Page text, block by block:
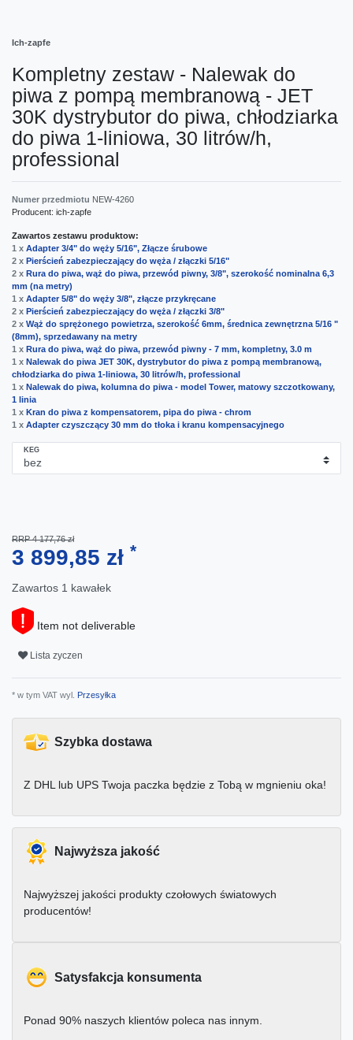
Ich-zapfe
Kompletny zestaw - Nalewak do
piwa z pompą membranową - JET
30K dystrybutor do piwa, chłodziarka
do piwa 1-liniowa, 30 litrów/h,
professional
Numer przedmiotu NEW-4260
Producent: ich-zapfe
Zawartos zestawu produktow:
1 x Adapter 3/4" do węży 5/16", Złącze śrubowe
2 x Pierścień zabezpieczający do węża / złączki 5/16"
2 x Rura do piwa, wąż do piwa, przewód piwny, 3/8", szerokość nominalna 6,3
mm (na metry)
1 x Adapter 5/8" do węży 3/8", złącze przykręcane
2 x Pierścień zabezpieczający do węża / złączki 3/8"
2 x Wąż do sprężonego powietrza, szerokość 6mm, średnica zewnętrzna 5/16 "
(8mm), sprzedawany na metry
1 x Rura do piwa, wąż do piwa, przewód piwny - 7 mm, kompletny, 3.0 m
1 x Nalewak do piwa JET 30K, dystrybutor do piwa z pompą membranową,
chłodziarka do piwa 1-liniowa, 30 litrów/h, professional
1 x Nalewak do piwa, kolumna do piwa - model Tower, matowy szczotkowany,
1 linia
1 x Kran do piwa z kompensatorem, pipa do piwa - chrom
1 x Adapter czyszczący 30 mm do tłoka i kranu kompensacyjnego
KEG
RRP 4 177,76 zł
3 899,85 zł *
Zawartos 1 kawałek
Item not deliverable
Lista zyczen
* w tym VAT wyl. Przesyłka
Szybka dostawa
Z DHL lub UPS Twoja paczka będzie z Tobą w mgnieniu oka!
Najwyższa jakość
Najwyższej jakości produkty czołowych światowych
producentów!
Satysfakcja konsumenta
Ponad 90% naszych klientów poleca nas innym.